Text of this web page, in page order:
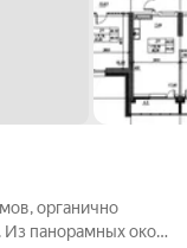
органично
Из панорамных окон